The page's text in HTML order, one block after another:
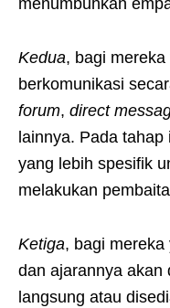
menumbuhkan
Kedua, bagi
berkomunikasi
forum, direct
lainnya. Pada
yang lebih spesifik
melakukan
Ketiga, bagi
dan ajarannya akan
langsung atau